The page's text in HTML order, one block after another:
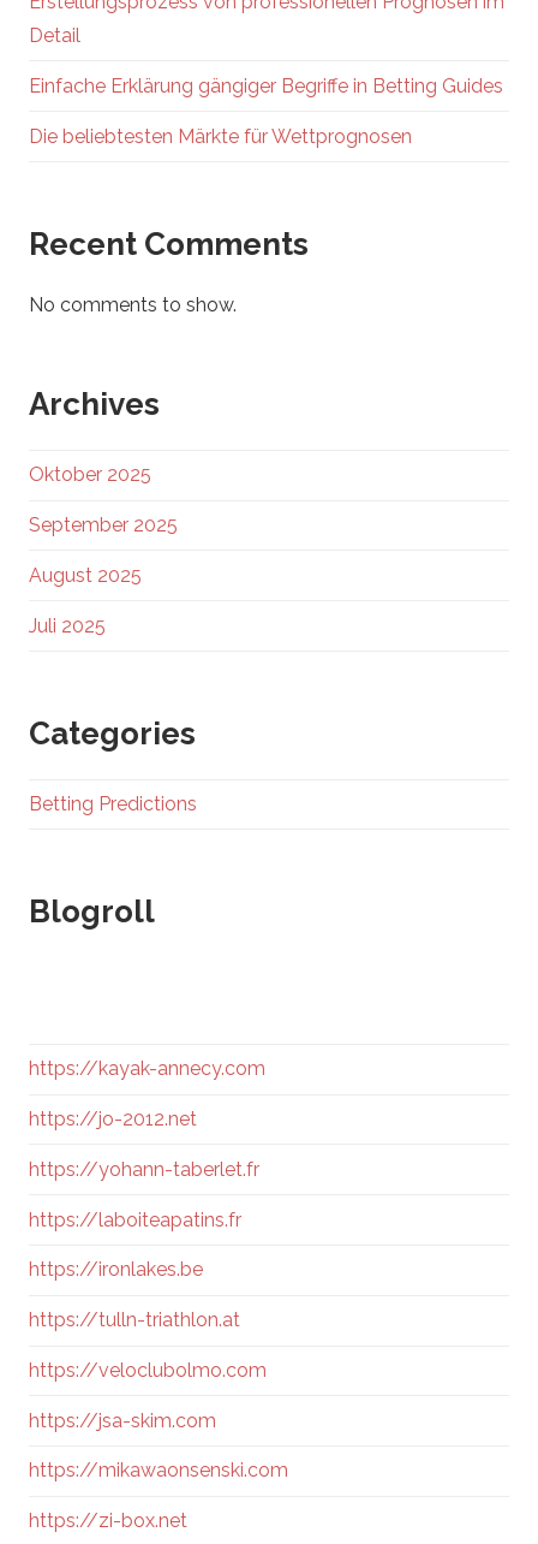
Detail
Einfache Erklärung gängiger Begriffe in Betting Guides
Die beliebtesten Märkte für Wettprognosen
Recent Comments
No comments to show.
Archives
Oktober 2025
September 2025
August 2025
Juli 2025
Categories
Betting Predictions
Blogroll
https://kayak-annecy.com
https://jo-2012.net
https://yohann-taberlet.fr
https://laboiteapatins.fr
https://ironlakes.be
https://tulln-triathlon.at
https://veloclubolmo.com
https://jsa-skim.com
https://mikawaonsenski.com
https://zi-box.net